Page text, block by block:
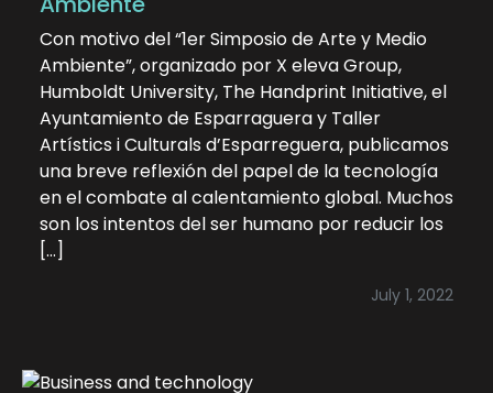
Con motivo del “1er Simposio de Arte y Medio
Ambiente”, organizado por X eleva Group,
Humboldt University, The Handprint Initiative, el
Ayuntamiento de Esparraguera y Taller
Artístics i Culturals d’Esparreguera, publicamos
una breve reflexión del papel de la tecnología
en el combate al calentamiento global. Muchos
son los intentos del ser humano por reducir los
[…]
July 1, 2022